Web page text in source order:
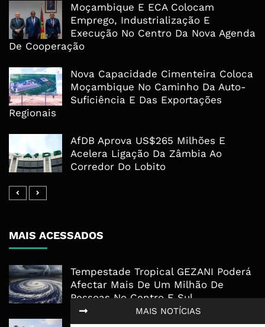
MAIS NOTÍCIAS
Moçambique E ECA Colocam
Emprego, Industrialização E
Execução No Centro Da Nova Agenda
De Cooperação
Nova Capacidade Cimenteira Coloca
Moçambique No Caminho Da Auto-
Suficiência E Das Exportações
Regionais
AfDB Aprova US$265 Milhões E
Acelera Ligação Da Zâmbia Ao
Corredor Do Lobito
MAIS ACESSADOS
Tempestade Tropical GEZANI Poderá
Afectar Mais De Um Milhão De
Pessoas No Centro E Sul ...